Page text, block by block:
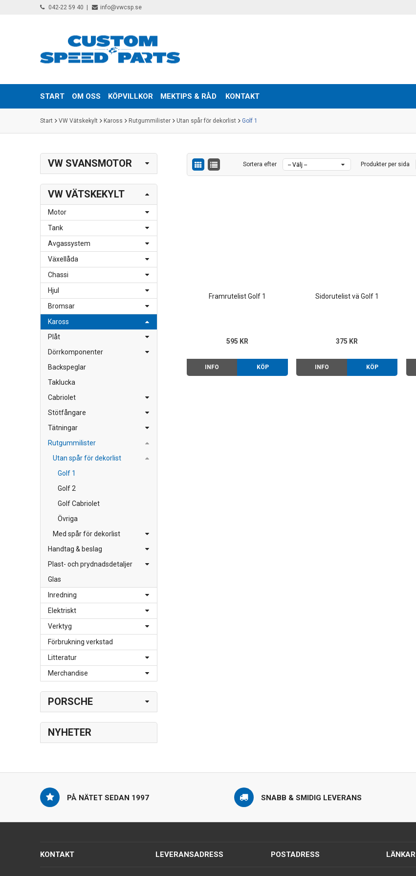
042-22 59 40 info@vwcsp.se
START OM OSS KÖPVILLKOR MEKTIPS & RÅD KONTAKT
Start VW Vätskekylt Kaross Rutgummilister Utan spår för dekorlist Golf 1
VW SVANSMOTOR
VW VÄTSKEKYLT
Motor
Tank
Avgassystem
Växellåda
Chassi
Hjul
Bromsar
Kaross
Plåt
Dörrkomponenter
Backspeglar
Taklucka
Cabriolet
Stötfångare
Tätningar
Rutgummilister
Utan spår för dekorlist
Golf 1
Golf 2
Golf Cabriolet
Övriga
Med spår för dekorlist
Handtag & beslag
Plast- och prydnadsdetaljer
Glas
Inredning
Elektriskt
Verktyg
Förbrukning verkstad
Litteratur
Merchandise
PORSCHE
NYHETER
Sortera efter Produkter per sida
Framrutelist Golf 1
595 KR
INFO KÖP
Sidorutelist vä Golf 1
375 KR
INFO KÖP
PÅ NÄTET SEDAN 1997 SNABB & SMIDIG LEVERANS
KONTAKT LEVERANSADRESS POSTADRESS LÄNKAR